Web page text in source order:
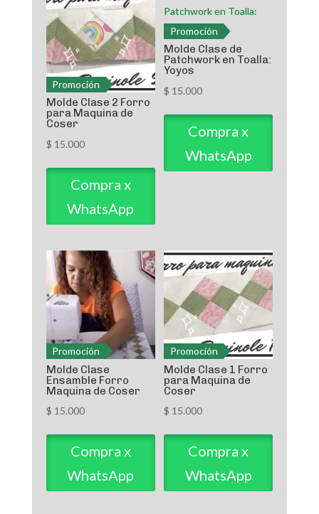
Promoción
Molde Clase 2 Forro
para Maquina de
Coser
$ 15.000
Compra x
WhatsApp
Promoción
Molde Clase de
Patchwork en Toalla:
Yoyos
$ 15.000
Compra x
WhatsApp
Promoción
Molde Clase
Ensamble Forro
Maquina de Coser
$ 15.000
Compra x
WhatsApp
Promoción
Molde Clase 1 Forro
para Maquina de
Coser
$ 15.000
Compra x
WhatsApp